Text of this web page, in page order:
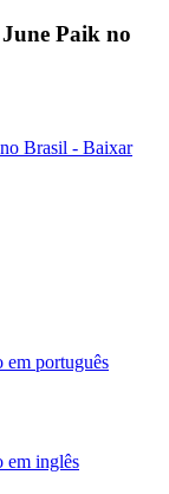
Paik no
Brasil - Baixar
em português
em inglês